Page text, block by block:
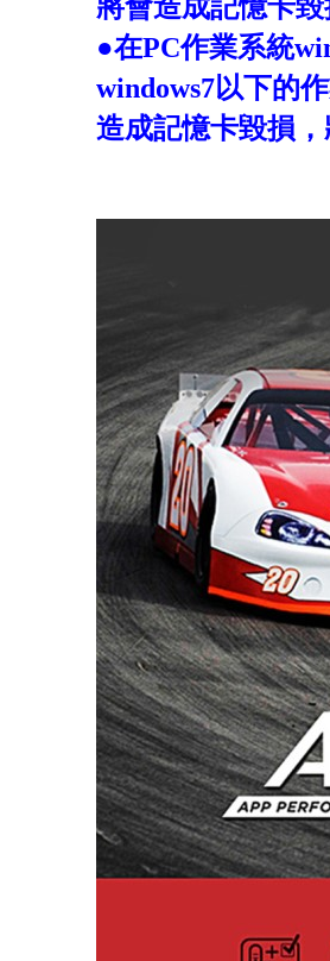
將會造成記憶卡
●在PC作業系統
windows7以下的
造成記憶卡毀損